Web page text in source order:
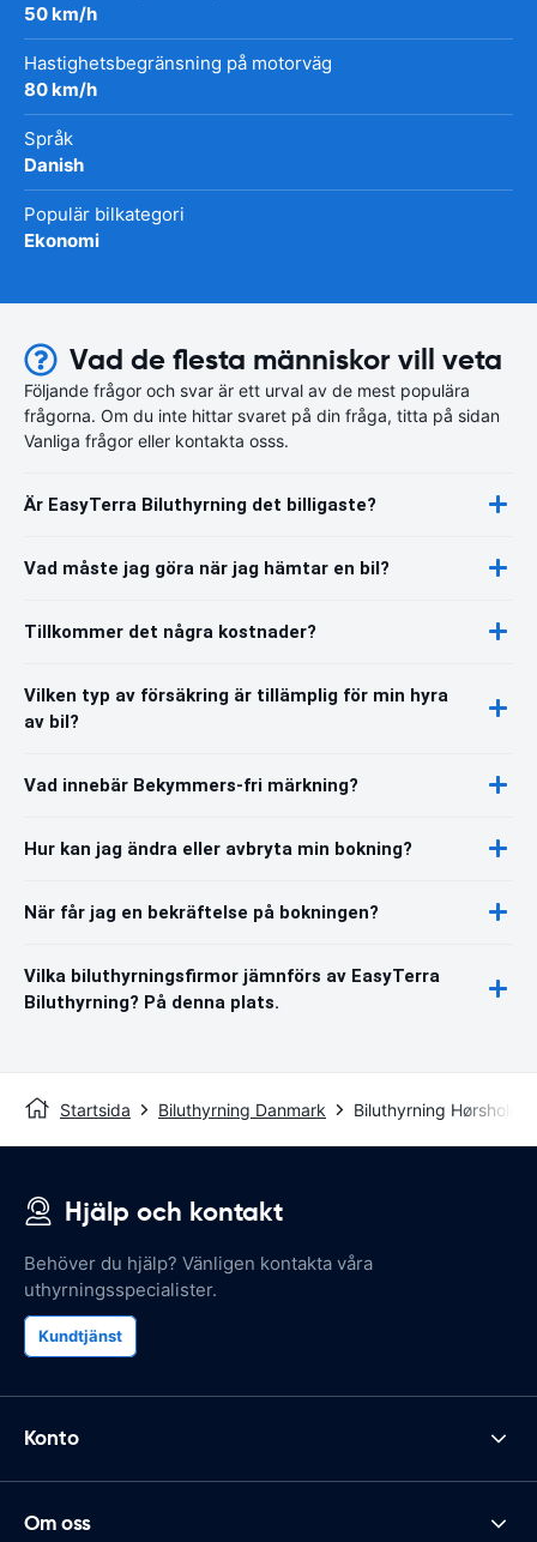
50 km/h
Hastighetsbegränsning på motorväg
80 km/h
Språk
Danish
Populär bilkategori
Ekonomi
Vad de flesta människor vill veta
Följande frågor och svar är ett urval av de mest populära
frågorna. Om du inte hittar svaret på din fråga, titta på sidan
Vanliga frågor eller kontakta osss.
Är EasyTerra Biluthyrning det billigaste?
Vad måste jag göra när jag hämtar en bil?
Tillkommer det några kostnader?
Vilken typ av försäkring är tillämplig för min hyra
av bil?
Vad innebär Bekymmers-fri märkning?
Hur kan jag ändra eller avbryta min bokning?
När får jag en bekräftelse på bokningen?
Vilka biluthyrningsfirmor jämnförs av EasyTerra
Biluthyrning? På denna plats.
Startsida Biluthyrning Danmark Biluthyrning Hørsholm
Hjälp och kontakt
Behöver du hjälp? Vänligen kontakta våra
uthyrningsspecialister.
Kundtjänst
Konto
Om oss